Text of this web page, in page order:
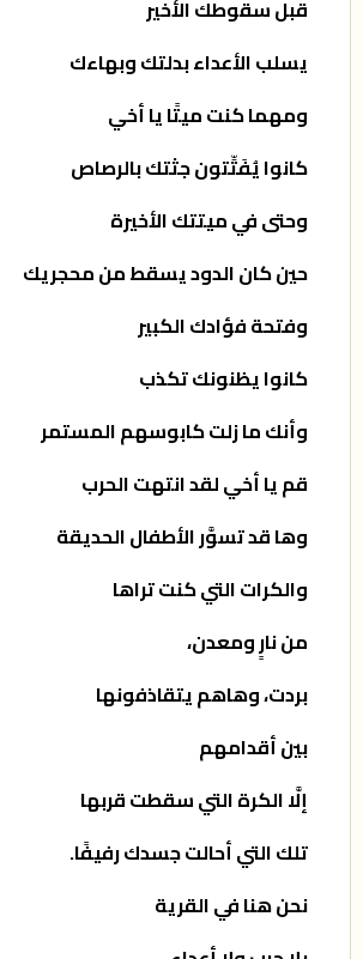
قبل سقوطك الأخير
يسلب الأعداء بدلتك وبهاءك
ومهما كنت ميتًا يا أخي
كانوا يُفَتِّتون جثتك بالرصاص
وحتى في ميتتك الأخيرة
حين كان الدود يسقط من محجريك
وفتحة فؤادك الكبير
كانوا يظنونك تكذب
وأنك ما زلت كابوسهم المستمر
قم يا أخي لقد انتهت الحرب
وها قد تسوَّر الأطفال الحديقة
والكرات التي كنت تراها
من نارٍ ومعدن،
بردت، وهاهم يتقاذفونها
بين أقدامهم
إلَّا الكرة التي سقطت قربها
تلك التي أحالت جسدك رفيفًا.
نحن هنا في القرية